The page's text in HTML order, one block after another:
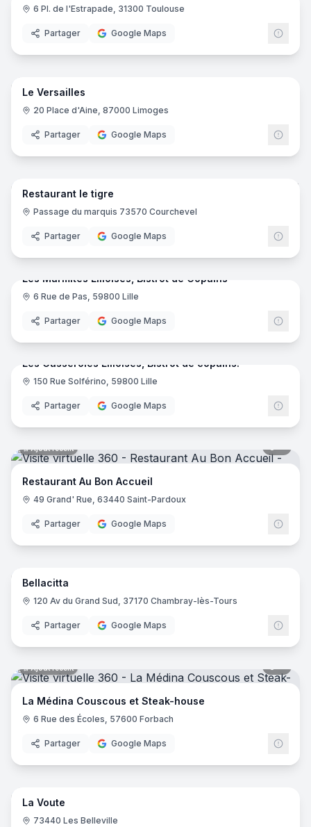
6 Pl. de l'Estrapade, 31300 Toulouse
Partager Google Maps
20
Le Versailles
20 Place d'Aine, 87000 Limoges
Partager Google Maps
10
Restaurant le tigre
Passage du marquis 73570 Courchevel
Partager Google Maps
10
Les Marmites Lilloises, Bistrot de Copains
6 Rue de Pas, 59800 Lille
Partager Google Maps
11
Les Casseroles Lilloises, Bistrot de copains!
150 Rue Solférino, 59800 Lille
Partager Google Maps
Ajout récent
Restaurant Au Bon Accueil
49 Grand' Rue, 63440 Saint-Pardoux
Partager Google Maps
16
Bellacitta
120 Av du Grand Sud, 37170 Chambray-lès-Tours
Partager Google Maps
Ajout récent
La Médina Couscous et Steak-house
6 Rue des Écoles, 57600 Forbach
Partager Google Maps
8
La Voute
73440 Les Belleville